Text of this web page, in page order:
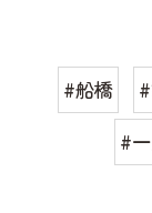
#船橋
#